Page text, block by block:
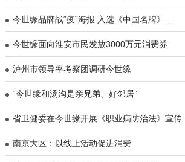
今世缘品牌战“疫”海报 入选《中国名牌》...
今世缘面向淮安市民发放3000万元消费券
泸州市领导率考察团调研今世缘
“今世缘和汤沟是亲兄弟、好邻居”
省卫健委在今世缘开展《职业病防治法》宣传...
南京大区：以线上活动促进消费